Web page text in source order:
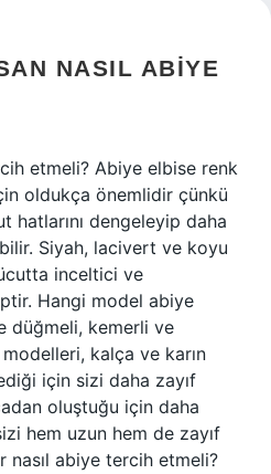
NASIL ABIYE
etmeli? Abiye elbise renk
oldukça önemlidir çünkü
hatlarını dengeleyip daha
Siyah, lacivert ve koyu
inceltici ve
Hangi model abiye
düğmeli, kemerli ve
kalça ve karın
için sizi daha zayıf
oluştuğu için daha
hem uzun hem de zayıf
nasıl abiye tercih etmeli?